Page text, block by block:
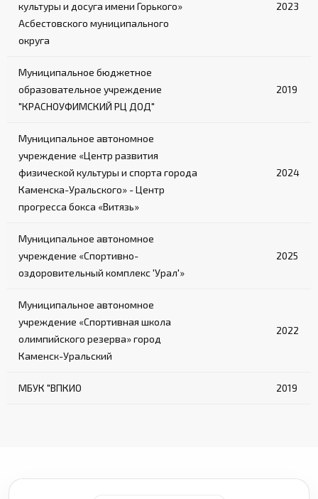
культуры и досуга имени Горького»
Асбестовского муниципального
округа
2023
Муниципальное бюджетное
образовательное учреждение
"КРАСНОУФИМСКИЙ РЦ ДОД"
2019
Муниципальное автономное
учреждение «Центр развития
физической культуры и спорта города
Каменска-Уральского» - Центр
прогресса бокса «Витязь»
2024
Муниципальное автономное
учреждение «Спортивно-
оздоровительный комплекс 'Урал'»
2025
Муниципальное автономное
учреждение «Спортивная школа
олимпийского резерва» город
Каменск-Уральский
2022
МБУК "ВПКИО 2019